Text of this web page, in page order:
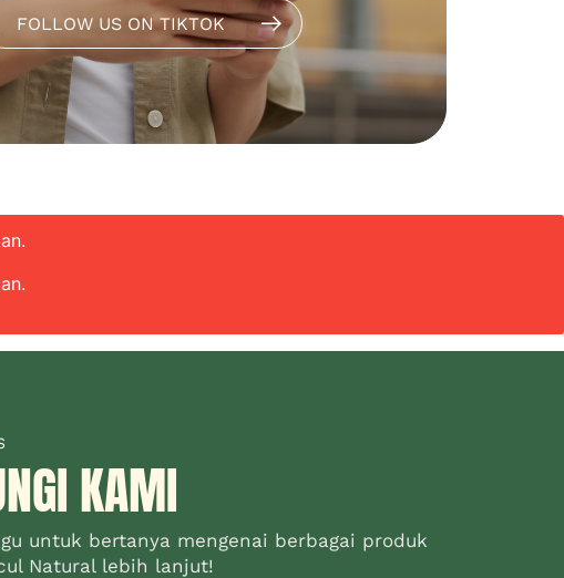
FOLLOW US ON TIKTOK
KAMI
untuk bertanya mengenai berbagai produk
Natural lebih lanjut!